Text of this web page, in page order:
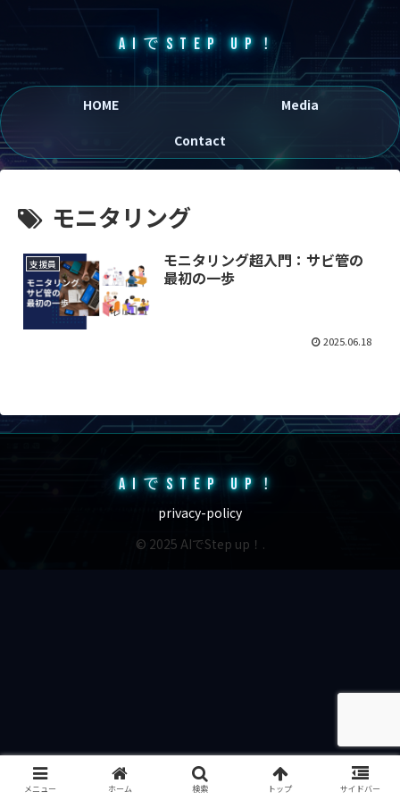
AIでSTEP UP！
HOME
Media
Contact
モニタリング
支援員
モニタリング超入門：サビ管の
最初の一歩
2025.06.18
AIでSTEP UP！
privacy-policy
© 2025 AIでStep up！.
メニュー ホーム 検索 トップ サイドバー